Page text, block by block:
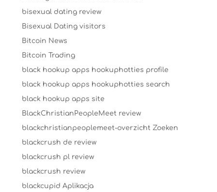
bisexual dating review
Bisexual Dating visitors
Bitcoin News
Bitcoin Trading
black hookup apps hookuphotties profile
black hookup apps hookuphotties search
black hookup apps site
BlackChristianPeopleMeet review
blackchristianpeoplemeet-overzicht Zoeken
blackcrush de review
blackcrush pl review
blackcrush review
blackcupid Aplikacja